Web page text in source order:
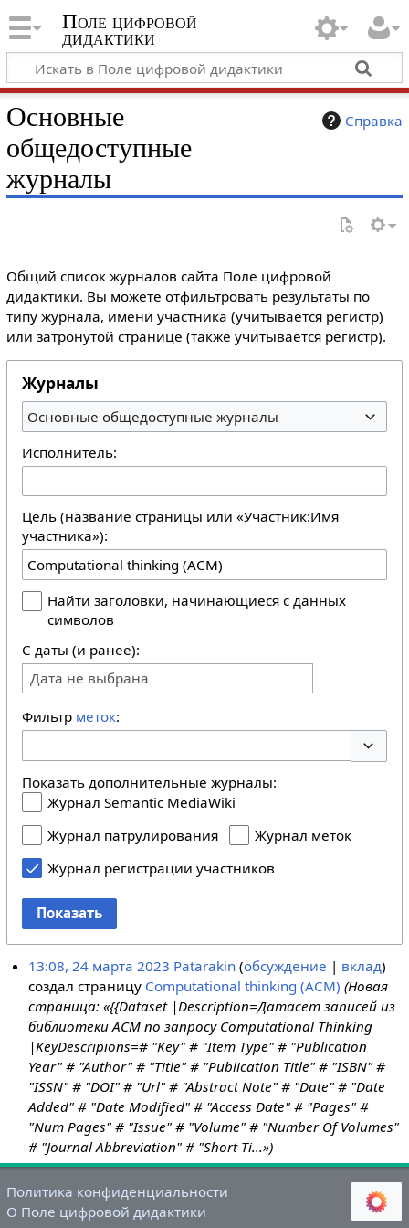
Поле цифровой
дидактики
Справка
Основные
общедоступные
журналы
Общий список журналов сайта Поле цифровой
дидактики. Вы можете отфильтровать результаты по
типу журнала, имени участника (учитывается регистр)
или затронутой странице (также учитывается регистр).
Журналы
Основные общедоступные журналы
Исполнитель:
Цель (название страницы или «Участник:Имя
участника»):
Найти заголовки, начинающиеся с данных
символов
С даты (и ранее):
Дата не выбрана
Фильтр меток:
Показать дополнительные журналы:
Журнал Semantic MediaWiki
Журнал патрулирования
Журнал меток
Журнал регистрации участников
Показать
13:08, 24 марта 2023 Patarakin обсуждение
вклад
создал страницу Computational thinking (ACM) (Новая
страница: «{{Dataset |Description=Датасет записей из
библиотеки ACM по запросу Computational Thinking
|KeyDescripions=# "Key" # "Item Type" # "Publication
Year" # "Author" # "Title" # "Publication Title" # "ISBN" #
"ISSN" # "DOI" # "Url" # "Abstract Note" # "Date" # "Date
Added" # "Date Modified" # "Access Date" # "Pages" #
"Num Pages" # "Issue" # "Volume" # "Number Of Volumes"
# "Journal Abbreviation" # "Short Ti...»)
Политика конфиденциальности
О Поле цифровой дидактики